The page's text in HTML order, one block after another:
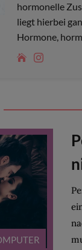
hormonelle
liegt hierbei
Hormone,